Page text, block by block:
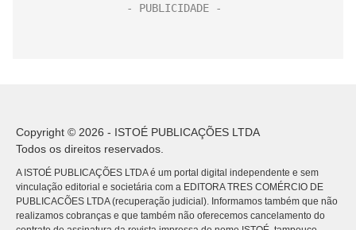
Copyright © 2026 - ISTOÉ PUBLICAÇÕES LTDA
Todos os direitos reservados.
A ISTOÉ PUBLICAÇÕES LTDA é um portal digital independente e sem
vinculação editorial e societária com a EDITORA TRES COMÉRCIO DE
PUBLICACÕES LTDA (recuperação judicial). Informamos também que não
realizamos cobranças e que também não oferecemos cancelamento do